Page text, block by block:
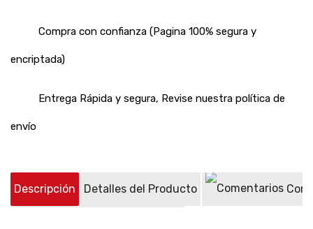
Compra con confianza (Pagina 100% segura y
encriptada)
Entrega Rápida y segura, Revise nuestra política de
envío
Descripción Detalles del Producto